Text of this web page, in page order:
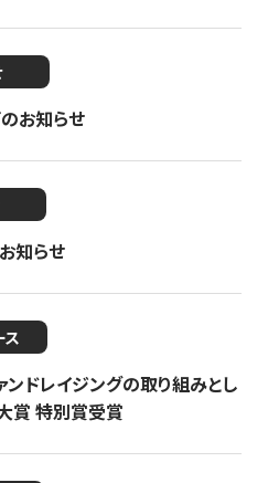
お知らせ
知らせ
ス
ンドレイジングの取り組みとし
賞 特別賞受賞